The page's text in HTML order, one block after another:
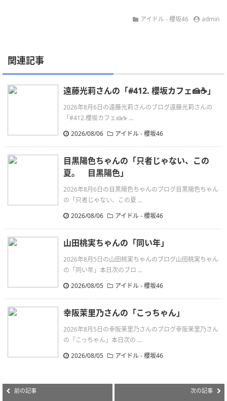
アイドル - 櫻坂46 admin
関連記事
遠藤光莉さんの「#412. 櫻坂カフェ🍰☕️」
2026年8月6日の遠藤光莉さんのブログ遠藤光莉さんの
「#412.櫻坂カフェ🍰☕ ...
2026/08/06
アイドル - 櫻坂46
目黒陽色ちゃんの「只者じゃない、この
夏。 目黒陽色」
2026年8月6日の目黒陽色ちゃんのブログ目黒陽色ちゃん
の「只者じゃない、この夏 ...
2026/08/06
アイドル - 櫻坂46
山田桃実ちゃんの「同い年」
2026年8月5日の山田桃実ちゃんのブログ山田桃実ちゃん
の「同い年」本日次のブロ ...
2026/08/05
アイドル - 櫻坂46
幸阪茉里乃さんの「こっちゃん」
2026年8月5日の幸阪茉里乃さんのブログ幸阪茉里乃さん
の「こっちゃん」本日次の ...
2026/08/05
アイドル - 櫻坂46
前の記事 次の記事